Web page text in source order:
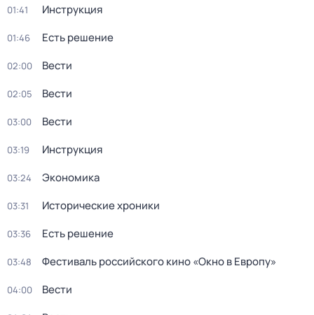
01:41 Инструкция
01:46 Есть решение
02:00 Вести
02:05 Вести
03:00 Вести
03:19 Инструкция
03:24 Экономика
03:31 Исторические хроники
03:36 Есть решение
03:48 Фестиваль российского кино «Окно в Европу»
04:00 Вести